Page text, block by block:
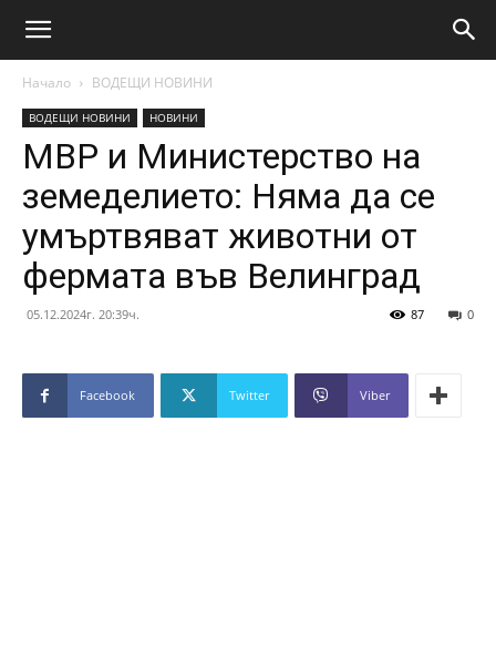
Начало ВОДЕЩИ НОВИНИ
ВОДЕЩИ НОВИНИ НОВИНИ
МВР и Министерство на
земеделието: Няма да се
умъртвяват животни от
фермата във Велинград
05.12.2024г. 20:39ч. 0
87
Facebook Twitter Viber